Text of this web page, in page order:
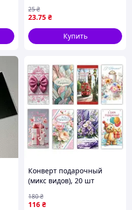
23.75 ₴
25₴
Купить
Конверт подарочный
(микс видов), 20 шт
116 ₴
180₴